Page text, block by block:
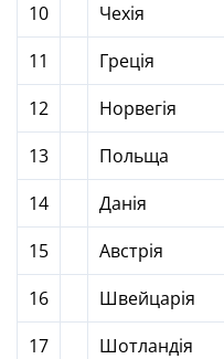
10
Чехія
11
Греція
12
Норвегія
13
Польща
14
Данія
15
Австрія
16
Швейцарія
17
Шотландія